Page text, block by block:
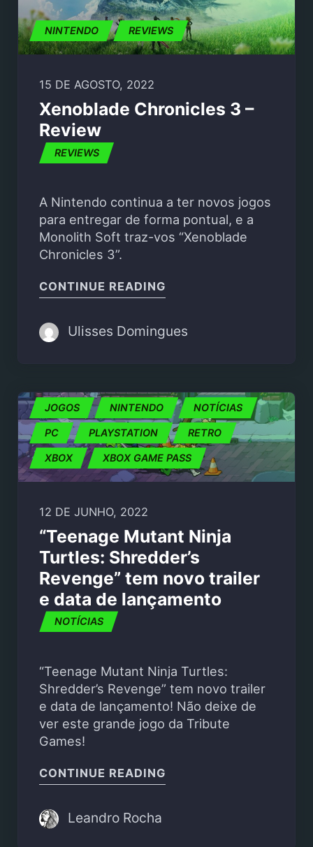
NINTENDO REVIEWS
15 DE AGOSTO, 2022
Xenoblade Chronicles 3 –
Review
REVIEWS
A Nintendo continua a ter novos jogos
para entregar de forma pontual, e a
Monolith Soft traz-vos “Xenoblade
Chronicles 3”.
CONTINUE READING
Ulisses Domingues
JOGOS NINTENDO NOTÍCIAS
PC PLAYSTATION RETRO
XBOX XBOX GAME PASS
12 DE JUNHO, 2022
“Teenage Mutant Ninja
Turtles: Shredder’s
Revenge” tem novo trailer
e data de lançamento
NOTÍCIAS
“Teenage Mutant Ninja Turtles:
Shredder’s Revenge” tem novo trailer
e data de lançamento! Não deixe de
ver este grande jogo da Tribute
Games!
CONTINUE READING
Leandro Rocha